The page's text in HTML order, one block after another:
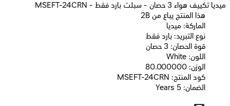
ميديا تكييف هواء 3 حصان - سبلت بارد فقط - MSEFT-24CRN
2B هذا المنتج يباع من
الماركة: ميديا
نوع التبريد: بارد فقط
قوة الحصان: 3 حصان
اللون: White
الوزن: 80.000000
كود المنتج: MSEFT-24CRN
الضمان: 5 Years